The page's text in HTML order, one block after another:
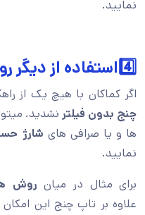
نمایید.
4️⃣استفاده از دیگر روش های شارژ ریالی
اگر کماکان با هیچ یک از
چنج بدون فیلتر نشدید.
ها و یا صرافی های شارژ
نمایید.
برای مثال در میان روش
علاوه بر تاپ چنج این